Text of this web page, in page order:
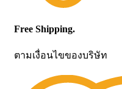
Free Shipping.
ตามเงื่อนไขของบริษัท